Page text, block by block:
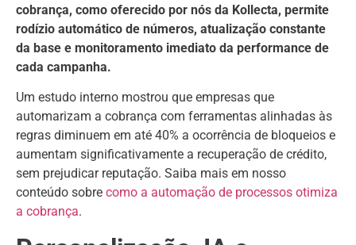
cobrança, como oferecido por nós da Kollecta, permite
rodízio automático de números, atualização constante
da base e monitoramento imediato da performance de
cada campanha.
Um estudo interno mostrou que empresas que
automarizam a cobrança com ferramentas alinhadas às
regras diminuem em até 40% a ocorrência de bloqueios e
aumentam significativamente a recuperação de crédito,
sem prejudicar reputação. Saiba mais em nosso
conteúdo sobre como a automação de processos otimiza
a cobrança.